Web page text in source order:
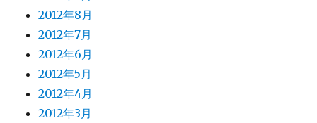
2012年8月
2012年7月
2012年6月
2012年5月
2012年4月
2012年3月